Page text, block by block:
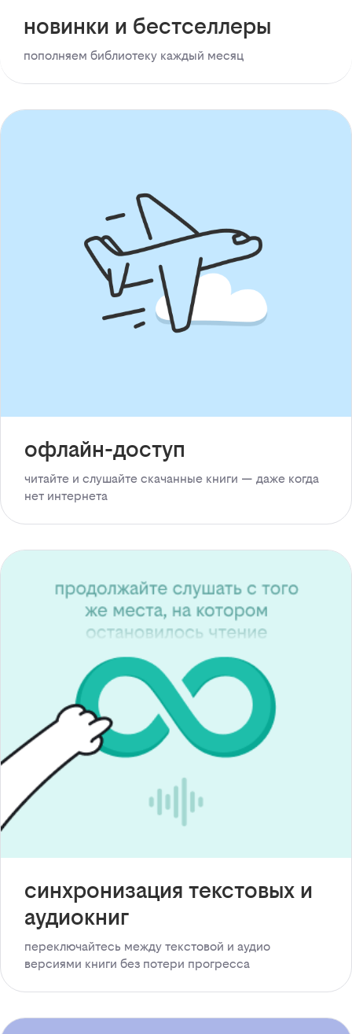
новинки и бестселлеры
пополняем библиотеку каждый месяц
офлайн-доступ
читайте и слушайте скачанные книги — даже когда
нет интернета
синхронизация текстовых и
аудиокниг
переключайтесь между текстовой и аудио
версиями книги без потери прогресса